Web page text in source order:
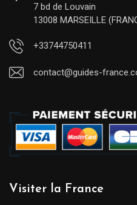
7 bd de Louvain
13008 MARSEILLE
+33744750411
contact@guides-
Visiter la France